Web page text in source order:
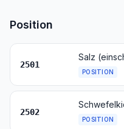
Position
2501
POSITION
2502
POSITION